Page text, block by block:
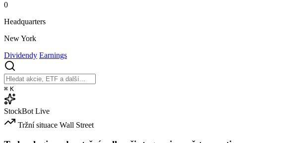
0
Headquarters
New York
Dividendy Earnings
⌘ K
StockBot Live
Tržní situace Wall Street